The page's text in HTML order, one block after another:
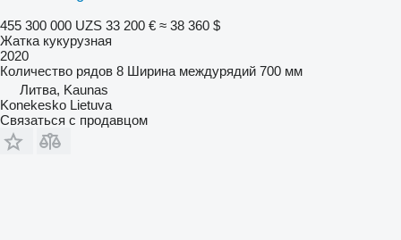
455 300 000 UZS 33 200 € ≈ 38 360 $
Жатка кукурузная
2020
Количество рядов 8 Ширина междурядий 700 мм
Литва, Kaunas
Konekesko Lietuva
Связаться с продавцом